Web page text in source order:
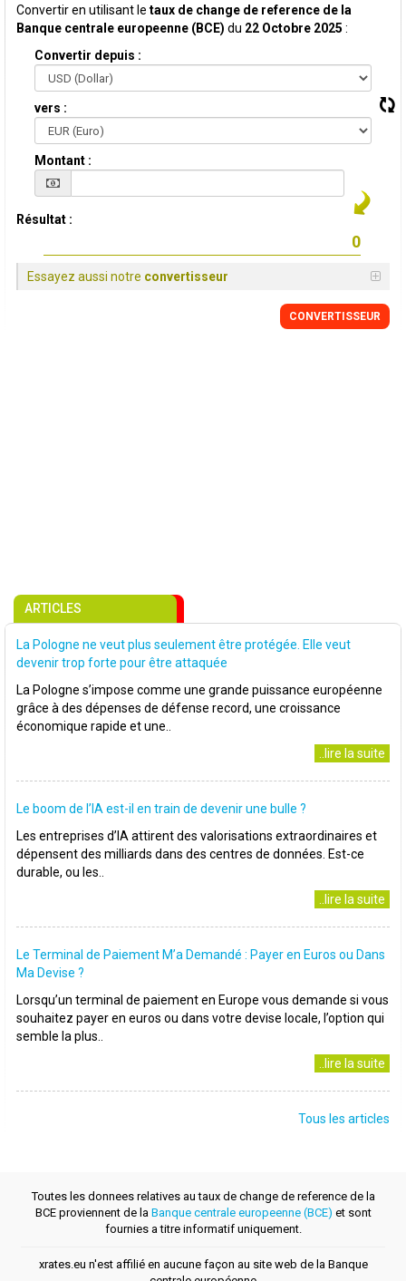
Convertir en utilisant le taux de change de reference de la
Banque centrale europeenne (BCE) du 22 Octobre 2025 :
Convertir depuis :
vers :
Montant :
Résultat :
Essayez aussi notre convertisseur
CONVERTISSEUR
ARTICLES
La Pologne ne veut plus seulement être protégée. Elle veut
devenir trop forte pour être attaquée
La Pologne s’impose comme une grande puissance européenne
grâce à des dépenses de défense record, une croissance
économique rapide et une..
..lire la suite
Le boom de l’IA est-il en train de devenir une bulle ?
Les entreprises d’IA attirent des valorisations extraordinaires et
dépensent des milliards dans des centres de données. Est-ce
durable, ou les..
..lire la suite
Le Terminal de Paiement M’a Demandé : Payer en Euros ou Dans
Ma Devise ?
Lorsqu’un terminal de paiement en Europe vous demande si vous
souhaitez payer en euros ou dans votre devise locale, l’option qui
semble la plus..
..lire la suite
Tous les articles
Toutes les donnees relatives au taux de change de reference de la
BCE proviennent de la Banque centrale europeenne (BCE) et sont
fournies a titre informatif uniquement.
xrates.eu n'est affilié en aucune façon au site web de la Banque